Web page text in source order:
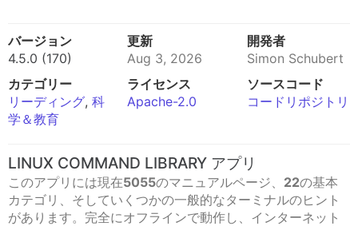
バージョン
4.5.0 (170)
更新
Aug 3, 2026
開発者
Simon Schubert
カテゴリー
リーディング, 科
学＆教育
ライセンス
Apache-2.0
ソースコード
コードリポジトリ
LINUX COMMAND LIBRARY アプリ
このアプリには現在5055のマニュアルページ、 22の基本
カテゴリ、そしていくつかの一般的なターミナルのヒント
があります。完全にオフラインで動作し、インターネット